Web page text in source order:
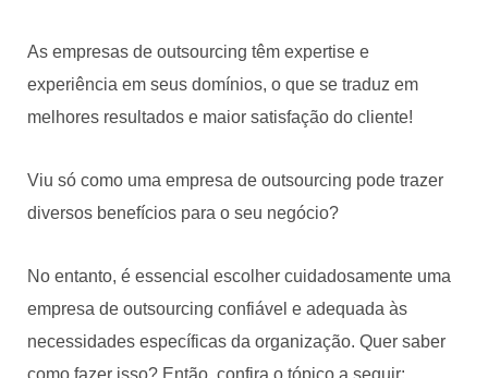
As empresas de outsourcing têm expertise e
experiência em seus domínios, o que se traduz em
melhores resultados e maior satisfação do cliente!
Viu só como uma empresa de outsourcing pode trazer
diversos benefícios para o seu negócio?
No entanto, é essencial escolher cuidadosamente uma
empresa de outsourcing confiável e adequada às
necessidades específicas da organização. Quer saber